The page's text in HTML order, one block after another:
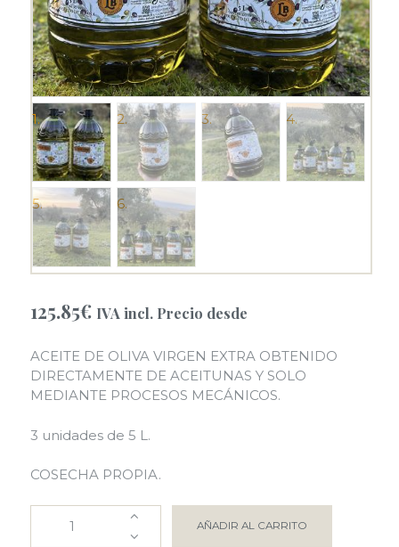
125.85€ IVA incl. Precio desde
ACEITE DE OLIVA VIRGEN EXTRA OBTENIDO
DIRECTAMENTE DE ACEITUNAS Y SOLO
MEDIANTE PROCESOS MECÁNICOS.
3 unidades de 5 L.
COSECHA PROPIA.
AÑADIR AL CARRITO